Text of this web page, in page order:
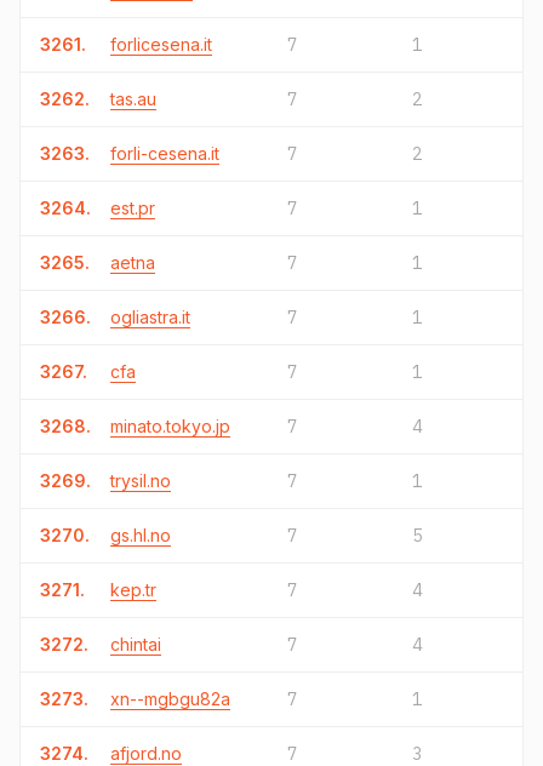
3261. forlicesena.it 7 1
3262. tas.au 7 2
3263. forli-cesena.it 7 2
3264. est.pr 7 1
3265. aetna 7 1
3266. ogliastra.it 7 1
3267. cfa 7 1
3268. minato.tokyo.jp 7 4
3269. trysil.no 7 1
3270. gs.hl.no 7 5
3271. kep.tr 7 4
3272. chintai 7 4
3273. xn--mgbgu82a 7 1
3274. afjord.no 7 3